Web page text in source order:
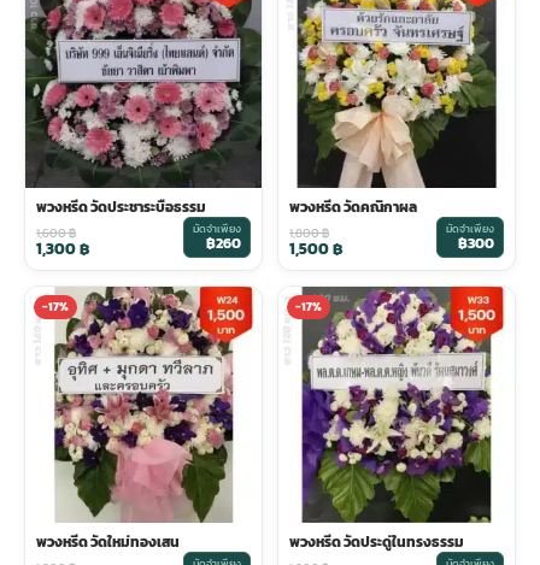
พวงหรีด วัดประชาระบือธรรม
1,600฿
1,300฿
มัดจำเพียง
฿260
พวงหรีด วัดคณิกาผล
1,800฿
1,500฿
มัดจำเพียง
฿300
-17%
พวงหรีด วัดใหม่ทองเสน
-17%
พวงหรีด วัดประดู่ในทรงธรรม